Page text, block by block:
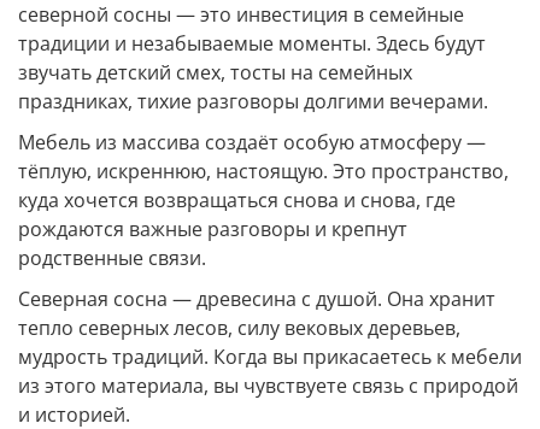
северной сосны — это инвестиция в семейные
традиции и незабываемые моменты. Здесь будут
звучать детский смех, тосты на семейных
праздниках, тихие разговоры долгими вечерами.
Мебель из массива создаёт особую атмосферу —
тёплую, искреннюю, настоящую. Это пространство,
куда хочется возвращаться снова и снова, где
рождаются важные разговоры и крепнут
родственные связи.
Северная сосна — древесина с душой. Она хранит
тепло северных лесов, силу вековых деревьев,
мудрость традиций. Когда вы прикасаетесь к мебели
из этого материала, вы чувствуете связь с природой
и историей.